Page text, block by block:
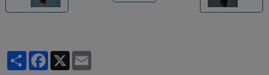
PartagerFacebook
X